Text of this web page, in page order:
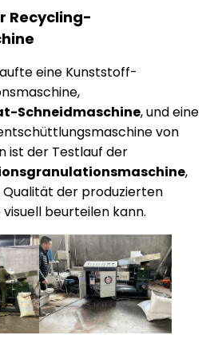
Recycling-
eine Kunststoff-
Schneidmaschine, und eine
von
ist der Testlauf der
,
der produzierten
beurteilen kann.